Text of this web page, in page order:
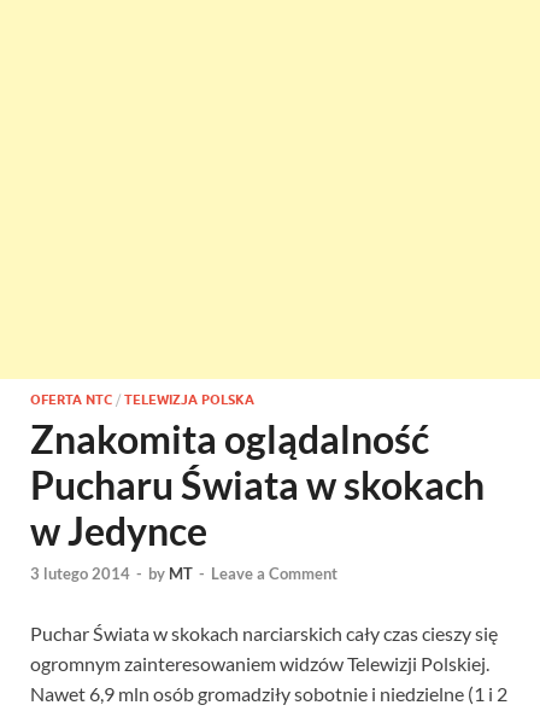
OFERTA NTC / TELEWIZJA POLSKA
Znakomita oglądalność
Pucharu Świata w skokach
w Jedynce
3 lutego 2014 - by MT - Leave a Comment
Puchar Świata w skokach narciarskich cały czas cieszy się
ogromnym zainteresowaniem widzów Telewizji Polskiej.
Nawet 6,9 mln osób gromadziły sobotnie i niedzielne (1 i 2